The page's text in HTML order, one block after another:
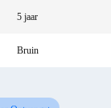
5 jaar
Bruin